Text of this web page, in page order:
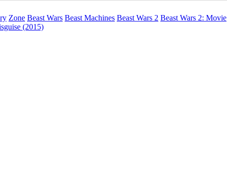
Zone Beast Wars Beast Machines Beast Wars 2 Beast Wars 2: Movie
(2015)